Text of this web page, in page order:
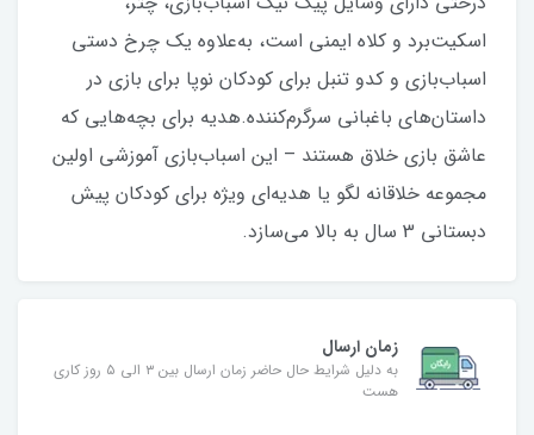
اسکیت‌برد و کلاه ایمنی است، به‌علاوه یک چرخ دستی
اسباب‌بازی و کدو تنبل برای کودکان نوپا برای بازی در
داستان‌های باغبانی سرگرم‌کننده.هدیه برای بچه‌هایی که
عاشق بازی خلاق هستند – این اسباب‌بازی آموزشی اولین
مجموعه خلاقانه لگو یا هدیه‌ای ویژه برای کودکان پیش
دبستانی 3 سال به بالا می‌سازد.
زمان ارسال
به دلیل شرایط حال حاضر زمان ارسال بین ۳ الی ۵ روز کاری
هست